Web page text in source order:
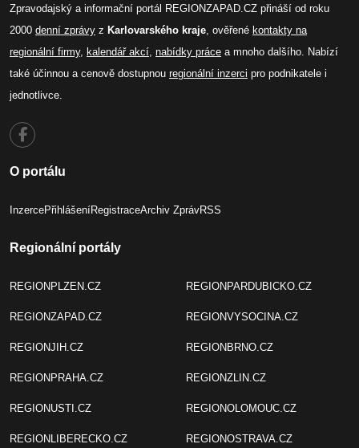
Zpravodajský a informační portál REGIONZAPAD.CZ přináší od roku
2000 denní zprávy z Karlovarského kraje, ověřené kontakty na
regionální firmy, kalendář akcí, nabídky práce a mnoho dalšího. Nabízí
také účinnou a cenově dostupnou regionální inzerci pro podnikatele i
jednotlivce.
O portálu
InzercePřihlášeníRegistraceArchiv ZprávRSS
Regionální portály
REGIONPLZEN.CZ
REGIONZAPAD.CZ
REGIONJIH.CZ
REGIONPRAHA.CZ
REGIONUSTI.CZ
REGIONLIBERECKO.CZ
REGIONPARDUBICKO.CZ
REGIONVYSOCINA.CZ
REGIONBRNO.CZ
REGIONZLIN.CZ
REGIONOLOMOUC.CZ
REGIONOSTRAVA.CZ